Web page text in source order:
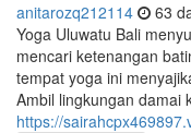
anitarozq212114 63
Yoga Uluwatu Bali
mencari ketenangan
tempat yoga ini
Ambil lingkungan damai
https://